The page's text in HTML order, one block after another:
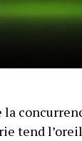
tend